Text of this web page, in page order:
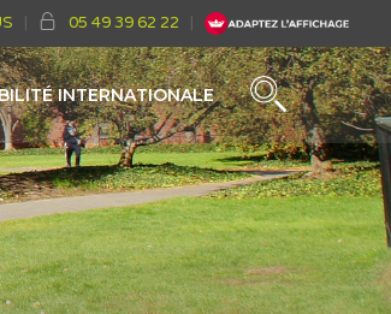
05 49 39 62 22
INTERNATIONALE